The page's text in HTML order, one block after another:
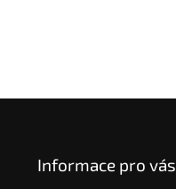
Informace pro vás